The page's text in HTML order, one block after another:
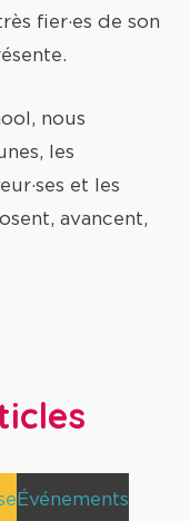
fier·es de son
nous
les
et les
avancent,
Événements